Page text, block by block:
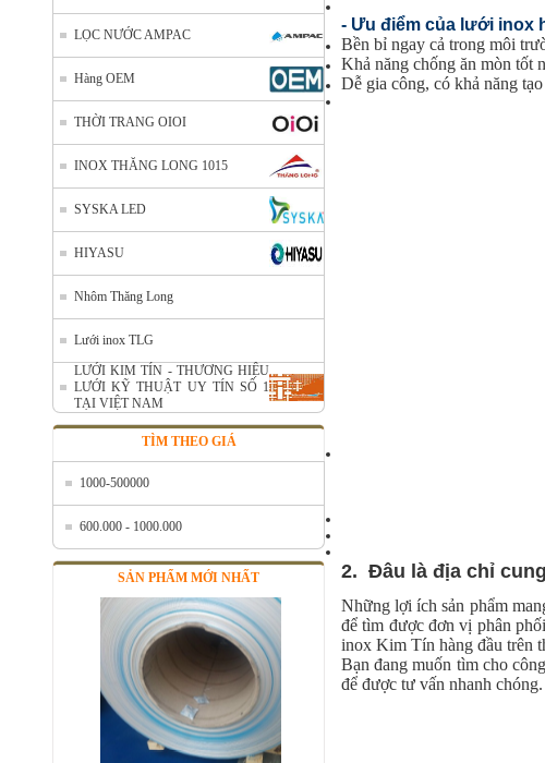
LỌC NƯỚC AMPAC
Hàng OEM
THỜI TRANG OIOI
INOX THĂNG LONG 1015
SYSKA LED
HIYASU
Nhôm Thăng Long
Lưới inox TLG
LƯỚI KIM TÍN - THƯƠNG HIỆU
LƯỚI KỸ THUẬT UY TÍN SỐ 1
TẠI VIỆT NAM
TÌM THEO GIÁ
1000-500000
600.000 - 1000.000
SẢN PHẨM MỚI NHẤT
Nhôm cuộn cắt lẻ
Mã SP: AcuonceYC
- Ưu điểm của lưới inox
Bền bỉ ngay cả trong môi
Khả năng chống ăn mòn tốt
Dễ gia công, có khả năng
2. Đâu là địa chỉ
Những lợi ích sản phẩm
để tìm được đơn vị phân
inox Kim Tín hàng đầu trên
Bạn đang muốn tìm cho
để được tư vấn nhanh chóng.